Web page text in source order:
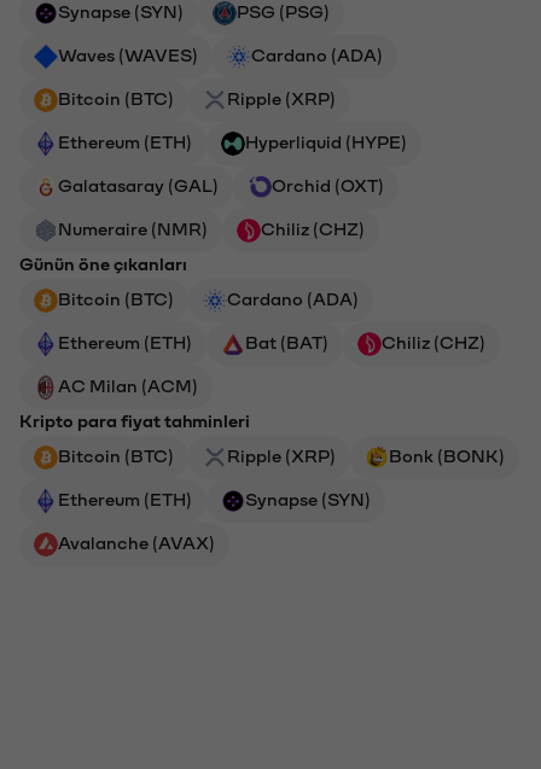
Synapse (SYN) PSG (PSG)
Waves (WAVES) Cardano (ADA)
Bitcoin (BTC) Ripple (XRP)
Ethereum (ETH) Hyperliquid (HYPE)
Galatasaray (GAL) Orchid (OXT)
Numeraire (NMR)
Chiliz (CHZ)
Günün öne çıkanları
Bitcoin (BTC)
Cardano (ADA)
Ethereum (ETH) Bat (BAT) Chiliz (CHZ)
AC Milan (ACM)
Kripto para fiyat tahminleri
Bitcoin (BTC)
Ripple (XRP) Bonk (BONK)
Ethereum (ETH) Synapse (SYN)
Avalanche (AVAX)